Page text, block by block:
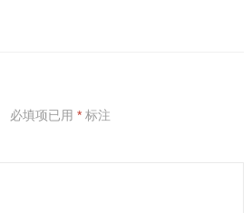
必填项已用 *标注